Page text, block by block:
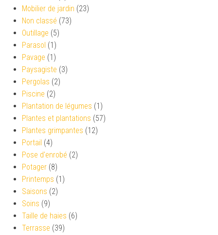
Mobilier de jardin (23)
Non classé (73)
Outillage (5)
Parasol (1)
Pavage (1)
Paysagiste (3)
Pergolas (2)
Piscine (2)
Plantation de légumes (1)
Plantes et plantations (57)
Plantes grimpantes (12)
Portail (4)
Pose d'enrobé (2)
Potager (8)
Printemps (1)
Saisons (2)
Soins (9)
Taille de haies (6)
Terrasse (39)